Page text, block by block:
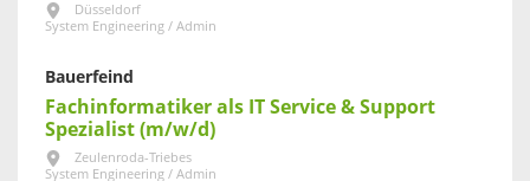
Düsseldorf
System Engineering / Admin
Bauerfeind
Fachinformatiker als IT Service & Support
Spezialist (m/w/d)
Zeulenroda-Triebes
System Engineering / Admin